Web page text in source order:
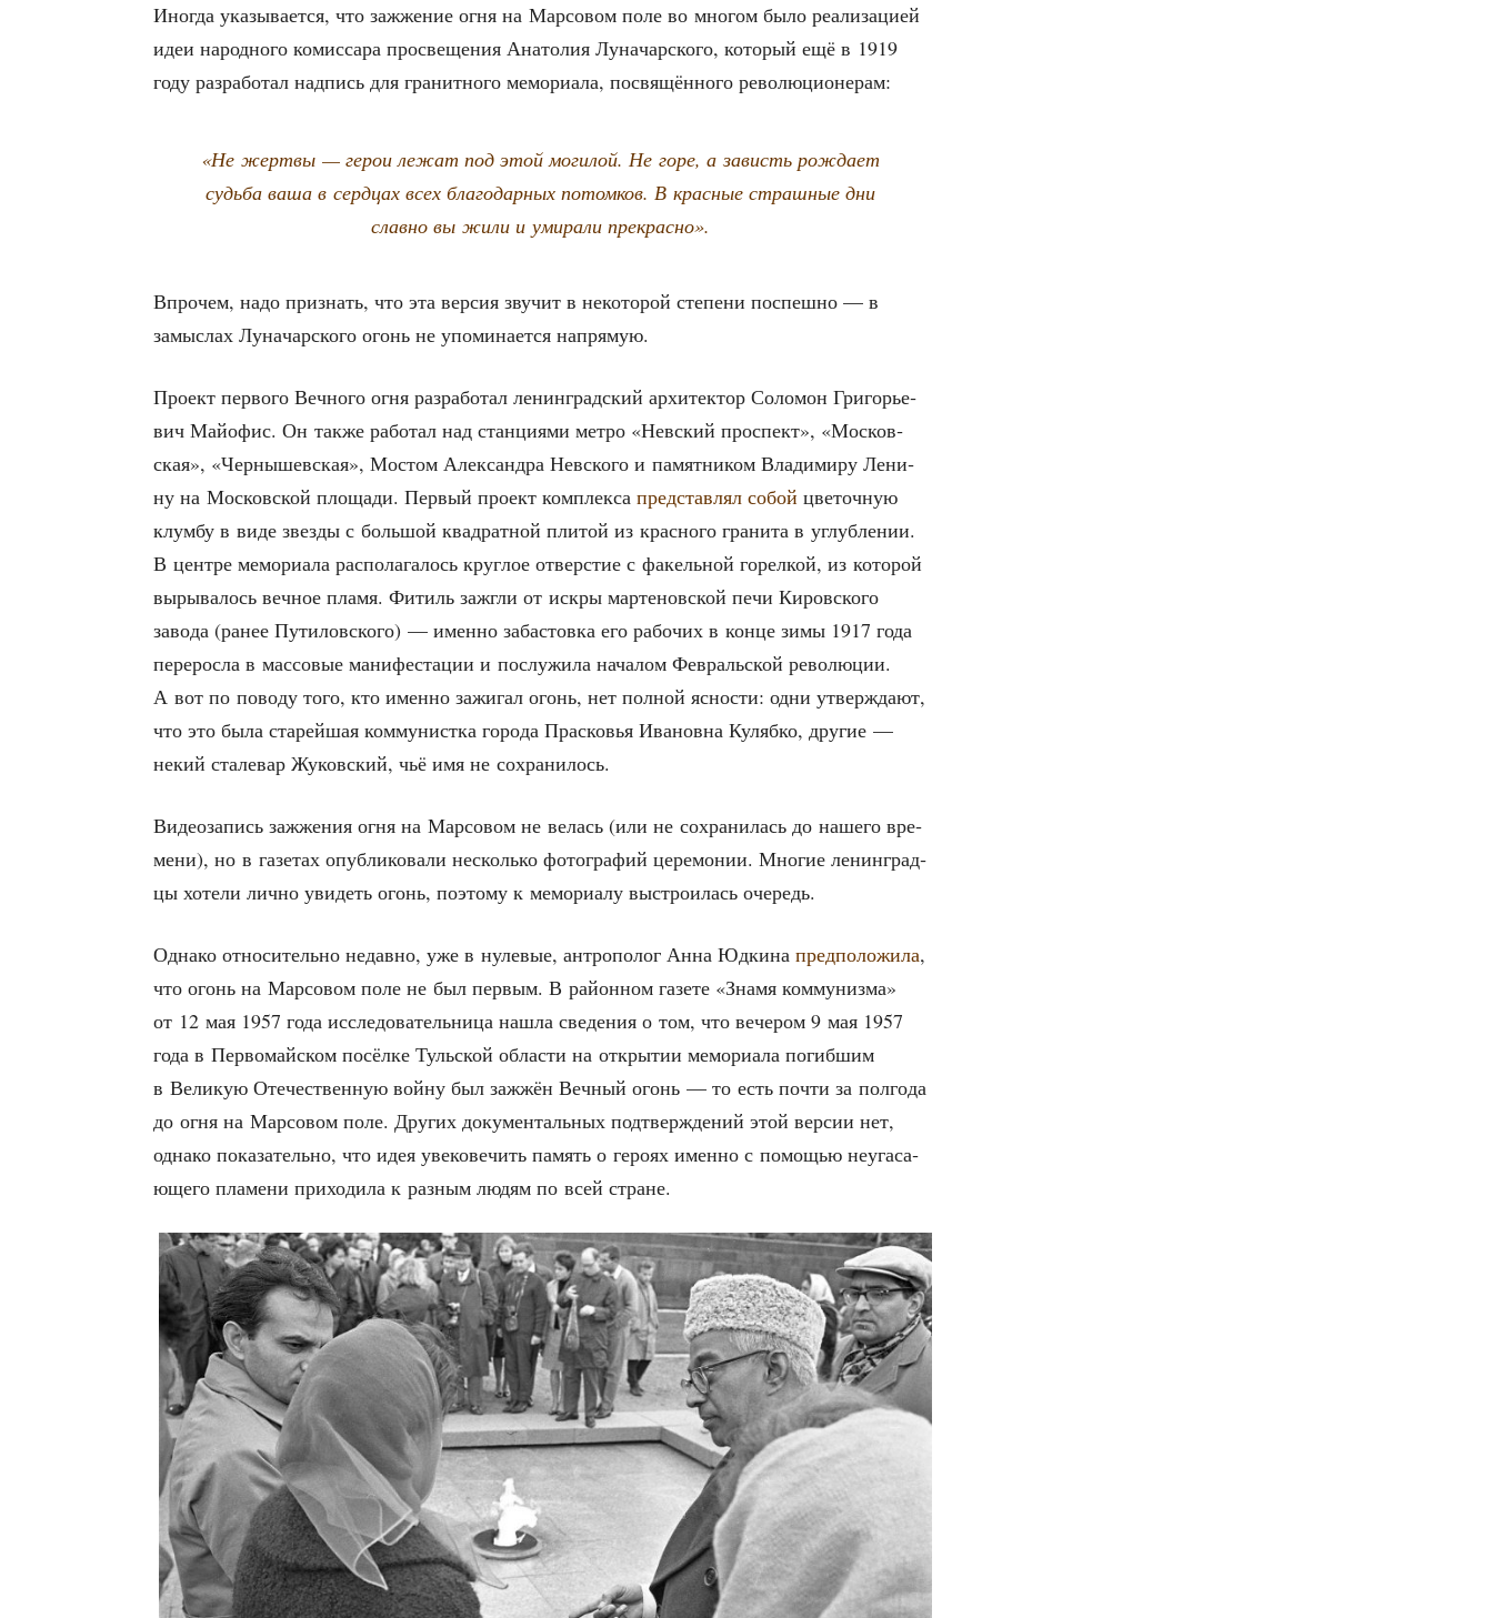
Ино­гда ука­зы­ва­ет­ся, что зажже­ние огня на Мар­со­вом поле во мно­гом было реа­ли­за­ци­ей
идеи народ­но­го комис­са­ра про­све­ще­ния Ана­то­лия Луна­чар­ско­го, кото­рый ещё в 1919
году раз­ра­бо­тал над­пись для гра­нит­но­го мемо­ри­а­ла, посвя­щён­но­го революционерам:
«Не жерт­вы — герои лежат под этой моги­лой. Не горе, а зависть рож­да­ет
судь­ба ваша в серд­цах всех бла­го­дар­ных потом­ков. В крас­ные страш­ные дни
слав­но вы жили и уми­ра­ли прекрасно».
Впро­чем, надо при­знать, что эта вер­сия зву­чит в неко­то­рой сте­пе­ни поспеш­но — в
замыс­лах Луна­чар­ско­го огонь не упо­ми­на­ет­ся напрямую.
Про­ект пер­во­го Веч­но­го огня раз­ра­бо­тал ленин­град­ский архи­тек­тор Соло­мон Гри­го­рье­
вич Май­о­фис. Он так­же рабо­тал над стан­ци­я­ми мет­ро «Нев­ский про­спект», «Мос­ков­
ская», «Чер­ны­шев­ская», Мостом Алек­сандра Нев­ско­го и памят­ни­ком Вла­ди­ми­ру Лени­
ну на Мос­ков­ской пло­ща­ди. Пер­вый про­ект ком­плек­са пред­став­лял собой цве­точ­ную
клум­бу в виде звез­ды с боль­шой квад­рат­ной пли­той из крас­но­го гра­ни­та в углуб­ле­нии.
В цен­тре мемо­ри­а­ла рас­по­ла­га­лось круг­лое отвер­стие с факель­ной горел­кой, из кото­рой
выры­ва­лось веч­ное пла­мя. Фитиль зажгли от искры мар­те­нов­ской печи Киров­ско­го
заво­да (ранее Пути­лов­ско­го) — имен­но заба­стов­ка его рабо­чих в кон­це зимы 1917 года
пере­рос­ла в мас­со­вые мани­фе­ста­ции и послу­жи­ла нача­лом Фев­раль­ской рево­лю­ции.
А вот по пово­ду того, кто имен­но зажи­гал огонь, нет пол­ной ясно­сти: одни утвер­жда­ют,
что это была ста­рей­шая ком­му­нист­ка горо­да Прас­ко­вья Ива­нов­на Куляб­ко, дру­гие —
некий ста­ле­вар Жуков­ский, чьё имя не сохранилось.
Видео­за­пись зажже­ния огня на Мар­со­вом не велась (или не сохра­ни­лась до наше­го вре­
ме­ни), но в газе­тах опуб­ли­ко­ва­ли несколь­ко фото­гра­фий цере­мо­нии. Мно­гие ленин­град­
цы хоте­ли лич­но уви­деть огонь, поэто­му к мемо­ри­а­лу выстро­и­лась очередь.
Одна­ко отно­си­тель­но недав­но, уже в нуле­вые, антро­по­лог Анна Юдки­на пред­по­ло­жи­ла,
что огонь на Мар­со­вом поле не был пер­вым. В рай­он­ном газе­те «Зна­мя ком­му­низ­ма»
от 12 мая 1957 года иссле­до­ва­тель­ни­ца нашла све­де­ния о том, что вече­ром 9 мая 1957
года в Пер­во­май­ском посёл­ке Туль­ской обла­сти на откры­тии мемо­ри­а­ла погиб­шим
в Вели­кую Оте­че­ствен­ную вой­ну был зажжён Веч­ный огонь — то есть почти за пол­го­да
до огня на Мар­со­вом поле. Дру­гих доку­мен­таль­ных под­твер­жде­ний этой вер­сии нет,
одна­ко пока­за­тель­но, что идея уве­ко­ве­чить память о геро­ях имен­но с помо­щью неуга­са­
ю­ще­го пла­ме­ни при­хо­ди­ла к раз­ным людям по всей стране.